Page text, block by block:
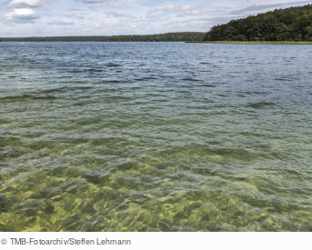
© TMB-Fotoarchiv/Steffen Lehmann